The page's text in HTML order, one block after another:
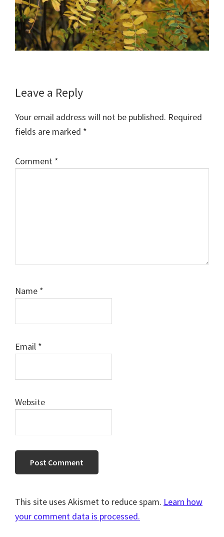
Reader
Interactions
Leave a Reply
Your email address will not be published. Required
fields are marked *
Comment *
Name *
Email *
Website
This site uses Akismet to reduce spam. Learn how
your comment data is processed.